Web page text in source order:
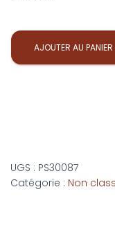
quantité
plaque
AJOUTER AU PANIER
UGS : PS30087
Catégorie : Non